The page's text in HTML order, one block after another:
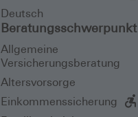
Deutsch
Beratungsschwerpunkt
Allgemeine
Versicherungsberatung
Altersvorsorge
Einkommenssicherung